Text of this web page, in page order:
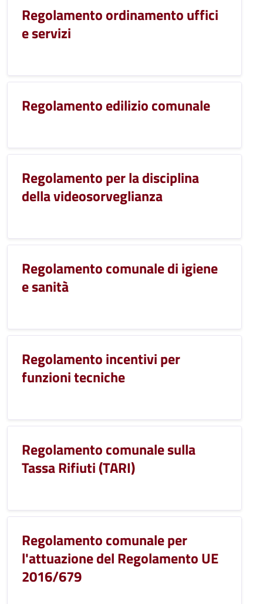
Regolamento ordinamento uffici
e servizi
Regolamento edilizio comunale
Regolamento per la disciplina
della videosorveglianza
Regolamento comunale di igiene
e sanità
Regolamento incentivi per
funzioni tecniche
Regolamento comunale sulla
Tassa Rifiuti (TARI)
Regolamento comunale per
l'attuazione del Regolamento UE
2016/679